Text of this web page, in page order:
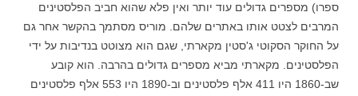
ספרו) מספרים גדולים עוד יותר ואין פלא שהוא חביב הפלסטינים
המרבים לצטט אותו באתרים שלהם. מוריס מסתמך בהקשר אחר גם
על החוקר הסקוטי ג'סטין מקארתי, שגם הוא מצוטט בנדיבות על ידי
הפלסטינים. מקארתי מביא מספרים גדולים בהרבה. הוא קובע
שב-1860 היו 411 אלף פלסטינים וב-1890 היו 553 אלף פלסטינים